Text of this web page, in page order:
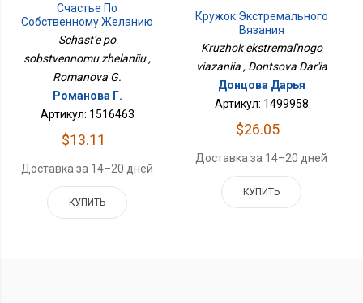
Счастье По
Собственному Желанию
Schast'e po
sobstvennomu zhelaniiu ,
Romanova G.
Романова Г.
Артикул: 1516463
$13.11
Доставка за 14–20 дней
КУПИТЬ
Кружок Экстремального
Вязания
Kruzhok ekstremal'nogo
viazaniia , Dontsova Dar'ia
Донцова Дарья
Артикул: 1499958
$26.05
Доставка за 14–20 дней
КУПИТЬ